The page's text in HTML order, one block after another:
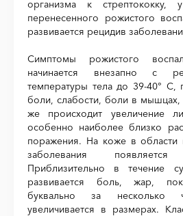
организма к стрептококку,
перенесенного рожистого
развивается рецидив
Симптомы рожистого
начинается внезапно с
температуры тела до 39-40° С,
боли, слабости, боли в
же происходит увеличение
особенно наиболее близко
поражения. На коже в области
заболевания
Приблизительно в течение
развивается боль, жар,
буквально за несколько
увеличивается в размерах.